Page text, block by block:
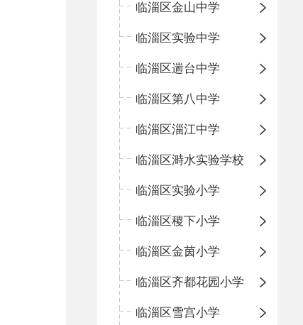
临淄区金山中学
临淄区实验中学
临淄区遄台中学
临淄区第八中学
临淄区淄江中学
临淄区溡水实验学校
临淄区实验小学
临淄区稷下小学
临淄区金茵小学
临淄区齐都花园小学
临淄区雪宫小学